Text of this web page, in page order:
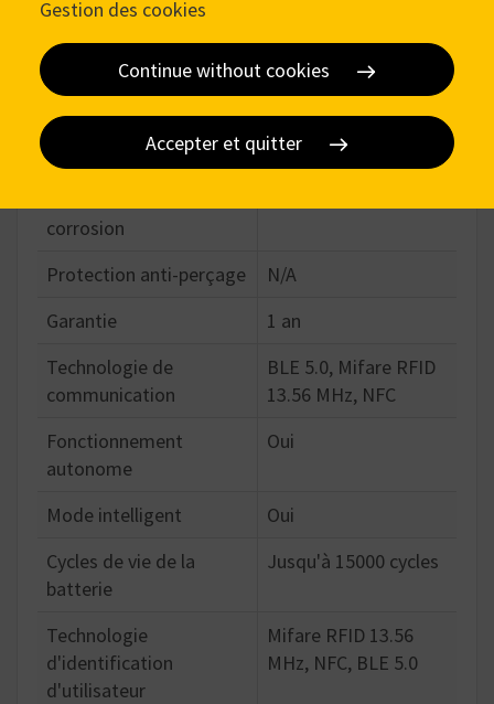
Spécifications
Détails techniques
Protégé par un brevet
Oui
corrosion
Protection anti-perçage
N/A
Garantie
1 an
Technologie de
communication
BLE 5.0, Mifare RFID
13.56 MHz, NFC
Fonctionnement
autonome
Oui
Mode intelligent
Oui
Cycles de vie de la
batterie
Jusqu'à 15000 cycles
Technologie
d'identification
d'utilisateur
Mifare RFID 13.56
MHz, NFC, BLE 5.0
Gestion des cookies
Continue without cookies
Accepter et quitter